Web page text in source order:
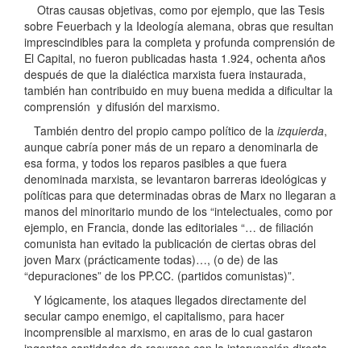
Otras causas objetivas, como por ejemplo, que las Tesis
sobre Feuerbach y la Ideología alemana, obras que resultan
imprescindibles para la completa y profunda comprensión de
El Capital, no fueron publicadas hasta 1.924, ochenta años
después de que la dialéctica marxista fuera instaurada,
también han contribuido en muy buena medida a dificultar la
comprensión y difusión del marxismo.
También dentro del propio campo político de la izquierda,
aunque cabría poner más de un reparo a denominarla de
esa forma, y todos los reparos pasibles a que fuera
denominada marxista, se levantaron barreras ideológicas y
políticas para que determinadas obras de Marx no llegaran a
manos del minoritario mundo de los “intelectuales, como por
ejemplo, en Francia, donde las editoriales “… de filiación
comunista han evitado la publicación de ciertas obras del
joven Marx (prácticamente todas)…, (o de) de las
“depuraciones” de los PP.CC. (partidos comunistas)”.
Y lógicamente, los ataques llegados directamente del
secular campo enemigo, el capitalismo, para hacer
incomprensible al marxismo, en aras de lo cual gastaron